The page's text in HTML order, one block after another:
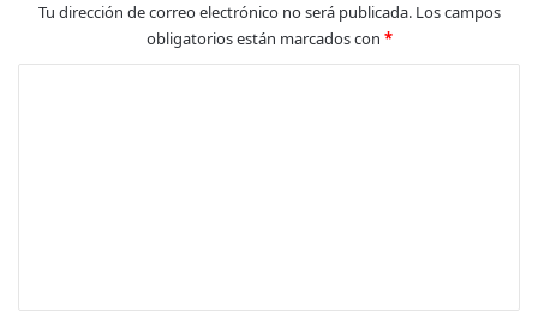
Tu dirección de correo electrónico no será publicada. Los campos
obligatorios están marcados con *